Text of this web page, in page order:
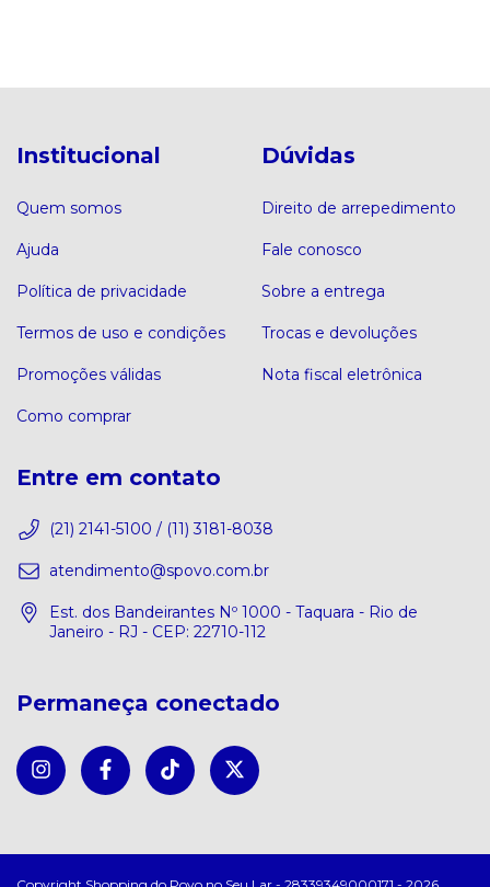
Institucional
Quem somos
Ajuda
Política de privacidade
Termos de uso e condições
Promoções válidas
Como comprar
Dúvidas
Direito de arrepedimento
Fale conosco
Sobre a entrega
Trocas e devoluções
Nota fiscal eletrônica
Entre em contato
(21) 2141-5100 / (11) 3181-8038
atendimento@spovo.com.br
Est. dos Bandeirantes Nº 1000 - Taquara - Rio de
Janeiro - RJ - CEP: 22710-112
Permaneça conectado